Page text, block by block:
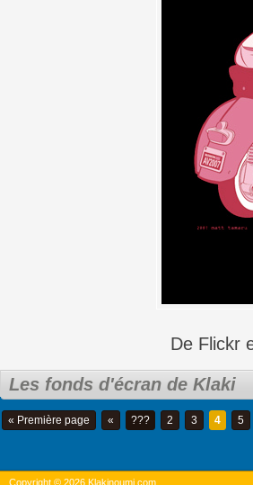
De Flickr
Les fonds d'écran de Klaki
« Première page « ??? 2 3 4 5
Copyright © 2026 Klakinoumi.com